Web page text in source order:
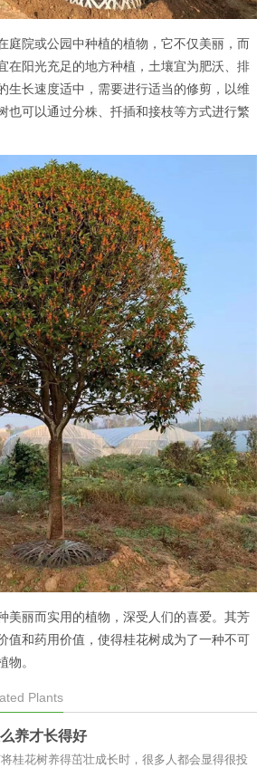
庭院或公园中种植的植物，它不仅美丽，而
在阳光充足的地方种植，土壤宜为肥沃、排
生长速度适中，需要进行适当的修剪，以维
也可以通过分株、扦插和接枝等方式进行繁
美丽而实用的植物，深受人们的喜爱。其芳
值和药用价值，使得桂花树成为了一种不可
物。
Plants
养才长得好
桂花树养得茁壮成长时，很多人都会显得很投